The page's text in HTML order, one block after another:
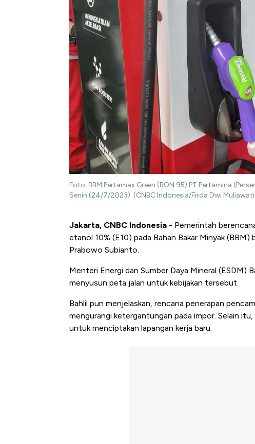
Foto: BBM Pertamax Green (RON 95) PT Pertamina
Senin (24/7/2023). (CNBC Indonesia/Firda Dwi
Jakarta, CNBC Indonesia - Pemerintah
etanol 10% (E10) pada Bahan Bakar Minyak
Prabowo Subianto.
Menteri Energi dan Sumber Daya Mineral (ESDM)
menyusun peta jalan untuk kebijakan tersebut.
Bahlil pun menjelaskan, rencana penerapan
mengurangi ketergantungan pada impor. Selain
untuk menciptakan lapangan kerja baru.